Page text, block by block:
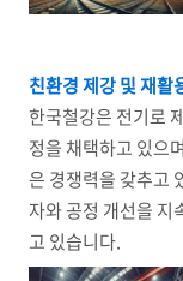
친환경 제강 및 재활
한국철강은 전기로
정을 채택하고 있으
은 경쟁력을 갖추고
자와 공정 개선을 지
고 있습니다.